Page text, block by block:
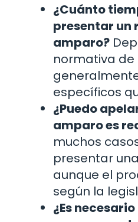
¿Cuánto
presentar un
amparo?
normativa de
específicos
¿Puedo
amparo es
muchos
presentar
aunque el
según la
¿Es